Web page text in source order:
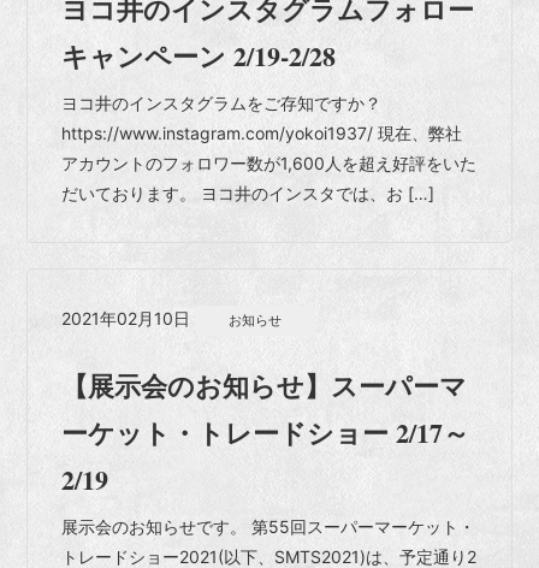
ヨコ井のインスタグラムフォロー
キャンペーン 2/19-2/28
ヨコ井のインスタグラムをご存知ですか？
https://www.instagram.com/yokoi1937/ 現在、弊社
アカウントのフォロワー数が1,600人を超え好評をいた
だいております。 ヨコ井のインスタでは、お […]
2021年02月10日 お知らせ
【展示会のお知らせ】スーパーマ
ーケット・トレードショー 2/17～
2/19
展示会のお知らせです。 第55回スーパーマーケット・
トレードショー2021(以下、SMTS2021)は、予定通り2